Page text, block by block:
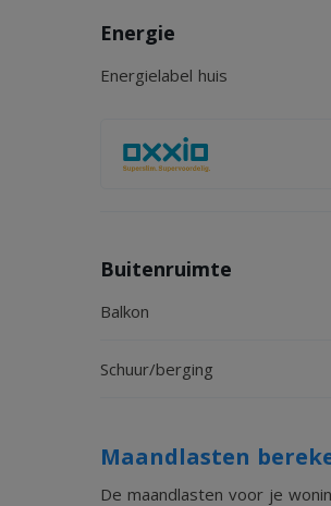
Energie
Energielabel huis
Buitenruimte
Balkon
Schuur/berging
Maandlasten
De maandlasten voor je